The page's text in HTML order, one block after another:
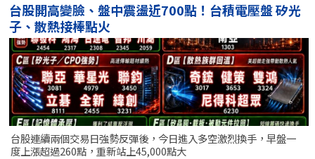
台股開高變臉、盤中震盪近700點！台積電壓盤 矽光
子、散熱接棒點火
台股連續兩個交易日強勢反彈後，今日進入多空激烈換手，早盤一
度上漲超過260點，重新站上45,000點大